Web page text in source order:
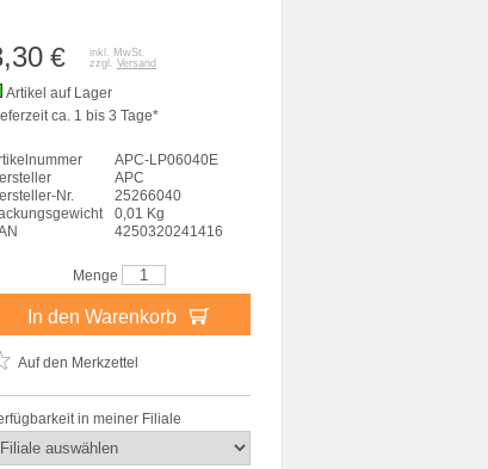
€
inkl. MwSt.
zzgl. Versand
Artikel auf Lager
ca. 1 bis 3 Tage*
APC-LP06040E
APC
Nr.
25266040
0,01 Kg
4250320241416
Menge
In den Warenkorb
Auf den Merkzettel
in meiner Filiale